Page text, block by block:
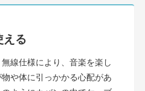
える
線仕様により、音楽を楽し
や体に引っかかる心配があ